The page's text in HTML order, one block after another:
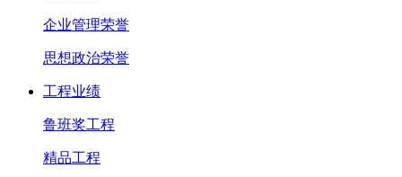
企业管理荣誉
思想政治荣誉
工程业绩
鲁班奖工程
精品工程